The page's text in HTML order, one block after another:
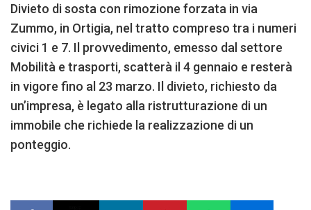
Divieto di sosta con rimozione forzata in via
Zummo, in Ortigia, nel tratto compreso tra i numeri
civici 1 e 7. Il provvedimento, emesso dal settore
Mobilità e trasporti, scatterà il 4 gennaio e resterà
in vigore fino al 23 marzo. Il divieto, richiesto da
un’impresa, è legato alla ristrutturazione di un
immobile che richiede la realizzazione di un
ponteggio.